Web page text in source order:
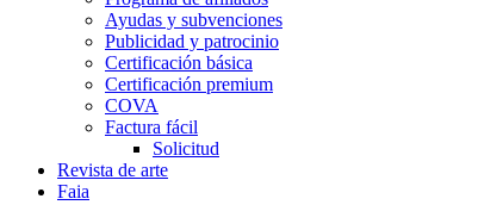
Ayudas y subvenciones
Publicidad y patrocinio
Certificación básica
Certificación premium
COVA
Factura fácil
Solicitud
Revista de arte
Faia